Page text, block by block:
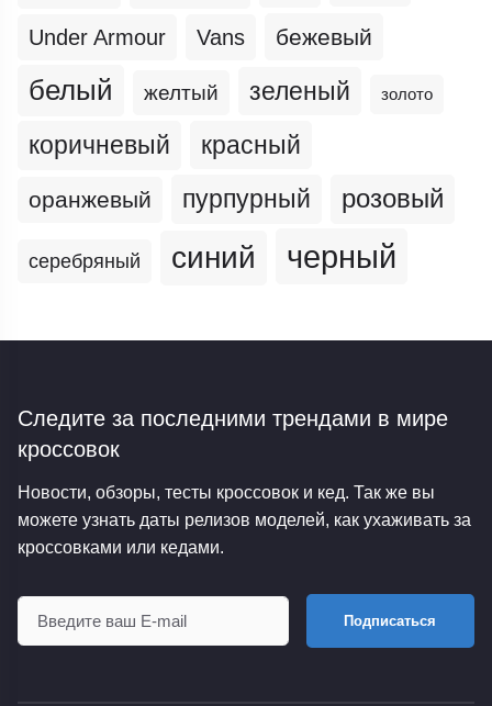
Under Armour Vans бежевый
белый желтый зеленый золото
коричневый красный
оранжевый пурпурный розовый
серебряный синий черный
Следите за последними трендами в мире
кроссовок
Новости, обзоры, тесты кроссовок и кед. Так же вы
можете узнать даты релизов моделей, как ухаживать за
кроссовками или кедами.
Подписаться